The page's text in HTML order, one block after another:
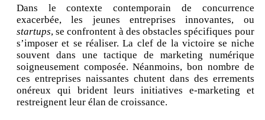
Dans le contexte contemporain de concurrence
exacerbée, les jeunes entreprises innovantes, ou
startups, se confrontent à des obstacles spécifiques pour
s’imposer et se réaliser. La clef de la victoire se niche
souvent dans une tactique de marketing numérique
soigneusement composée. Néanmoins, bon nombre de
ces entreprises naissantes chutent dans des errements
onéreux qui brident leurs initiatives e-marketing et
restreignent leur élan de croissance.